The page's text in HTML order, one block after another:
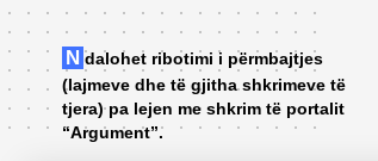
Ndalohet ribotimi i përmbajtjes
(lajmeve dhe të gjitha shkrimeve të
tjera) pa lejen me shkrim të portalit
“Argument”.